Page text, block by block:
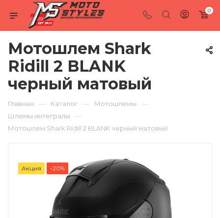
0
Мотошлем Shark
Ridill 2 BLANK
черный матовый
Главная — Каталог — Мотошлемы —
Шлемы интегралы —
Мотошлем Shark Ridill 2 BLANK черный матовый
Акция -20%